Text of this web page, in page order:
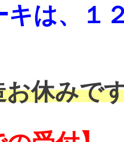
キは、１
お休みで